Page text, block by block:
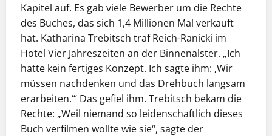
Kapitel auf. Es gab viele Bewerber um die Rechte
des Buches, das sich 1,4 Millionen Mal verkauft
hat. Katharina Trebitsch traf Reich-Ranicki im
Hotel Vier Jahreszeiten an der Binnenalster. „Ich
hatte kein fertiges Konzept. Ich sagte ihm: ‚Wir
müssen nachdenken und das Drehbuch langsam
erarbeiten.‘“ Das gefiel ihm. Trebitsch bekam die
Rechte: „Weil niemand so leidenschaftlich dieses
Buch verfilmen wollte wie sie“, sagte der